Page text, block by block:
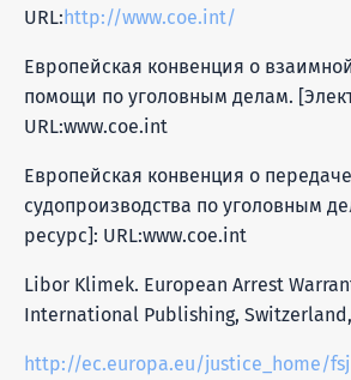
URL:http://www.coe.int/
Европейская конвенция о
помощи по уголовным делам.
URL:www.coe.int
Европейская конвенция о передаче
судопроизводства по уголовным
ресурс]: URL:www.coe.int
Libor Klimek. European Arrest
International Publishing, Switzerland,